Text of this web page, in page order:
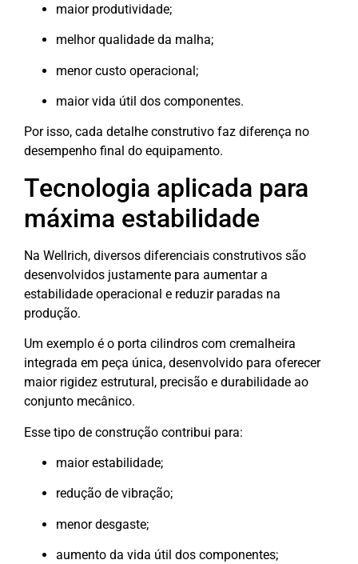
maior produtividade;
melhor qualidade da malha;
menor custo operacional;
maior vida útil dos componentes.
Por isso, cada detalhe construtivo faz diferença no
desempenho final do equipamento.
Tecnologia aplicada para
máxima estabilidade
Na Wellrich, diversos diferenciais construtivos são
desenvolvidos justamente para aumentar a
estabilidade operacional e reduzir paradas na
produção.
Um exemplo é o porta cilindros com cremalheira
integrada em peça única, desenvolvido para oferecer
maior rigidez estrutural, precisão e durabilidade ao
conjunto mecânico.
Esse tipo de construção contribui para:
maior estabilidade;
redução de vibração;
menor desgaste;
aumento da vida útil dos componentes;